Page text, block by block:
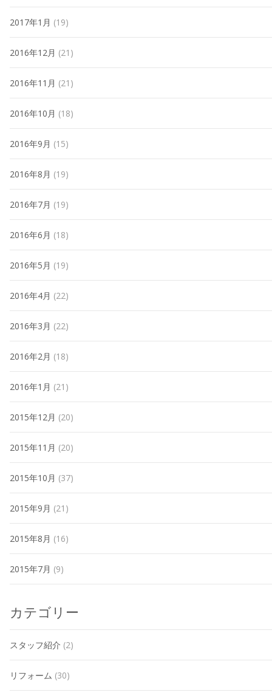
2017年1月 (19)
2016年12月 (21)
2016年11月 (21)
2016年10月 (18)
2016年9月 (15)
2016年8月 (19)
2016年7月 (19)
2016年6月 (18)
2016年5月 (19)
2016年4月 (22)
2016年3月 (22)
2016年2月 (18)
2016年1月 (21)
2015年12月 (20)
2015年11月 (20)
2015年10月 (37)
2015年9月 (21)
2015年8月 (16)
2015年7月 (9)
カテゴリー
スタッフ紹介 (2)
リフォーム (30)